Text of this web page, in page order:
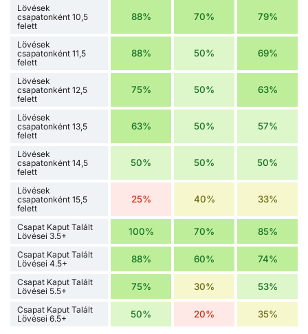
Lövések
csapatonként 10,5
felett
88% 70% 79%
Lövések
csapatonként 11,5
felett
88% 50% 69%
Lövések
csapatonként 12,5
felett
75% 50% 63%
Lövések
csapatonként 13,5
felett
63% 50% 57%
Lövések
csapatonként 14,5
felett
50% 50% 50%
Lövések
csapatonként 15,5
felett
25% 40% 33%
Csapat Kaput Talált
Lövései 3.5+
100% 70% 85%
Csapat Kaput Talált
Lövései 4.5+
88% 60% 74%
Csapat Kaput Talált
Lövései 5.5+
75% 30% 53%
Csapat Kaput Talált
Lövései 6.5+
50% 20% 35%